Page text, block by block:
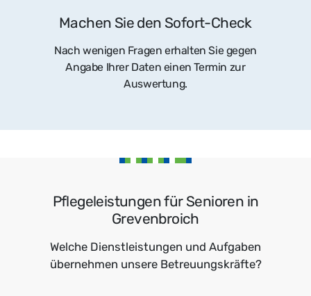
Machen Sie den Sofort-Check
Nach wenigen Fragen erhalten Sie gegen
Angabe Ihrer Daten einen Termin zur
Auswertung.
Pflegeleistungen für Senioren in
Grevenbroich
Welche Dienstleistungen und Aufgaben
übernehmen unsere Betreuungskräfte?